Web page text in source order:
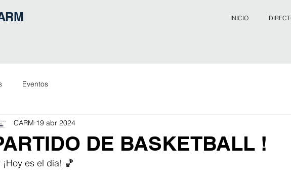
INICIO
Eventos
DE BASKETBALL !
CARM 19 abr 2024
¡Hoy es el día! 🏀